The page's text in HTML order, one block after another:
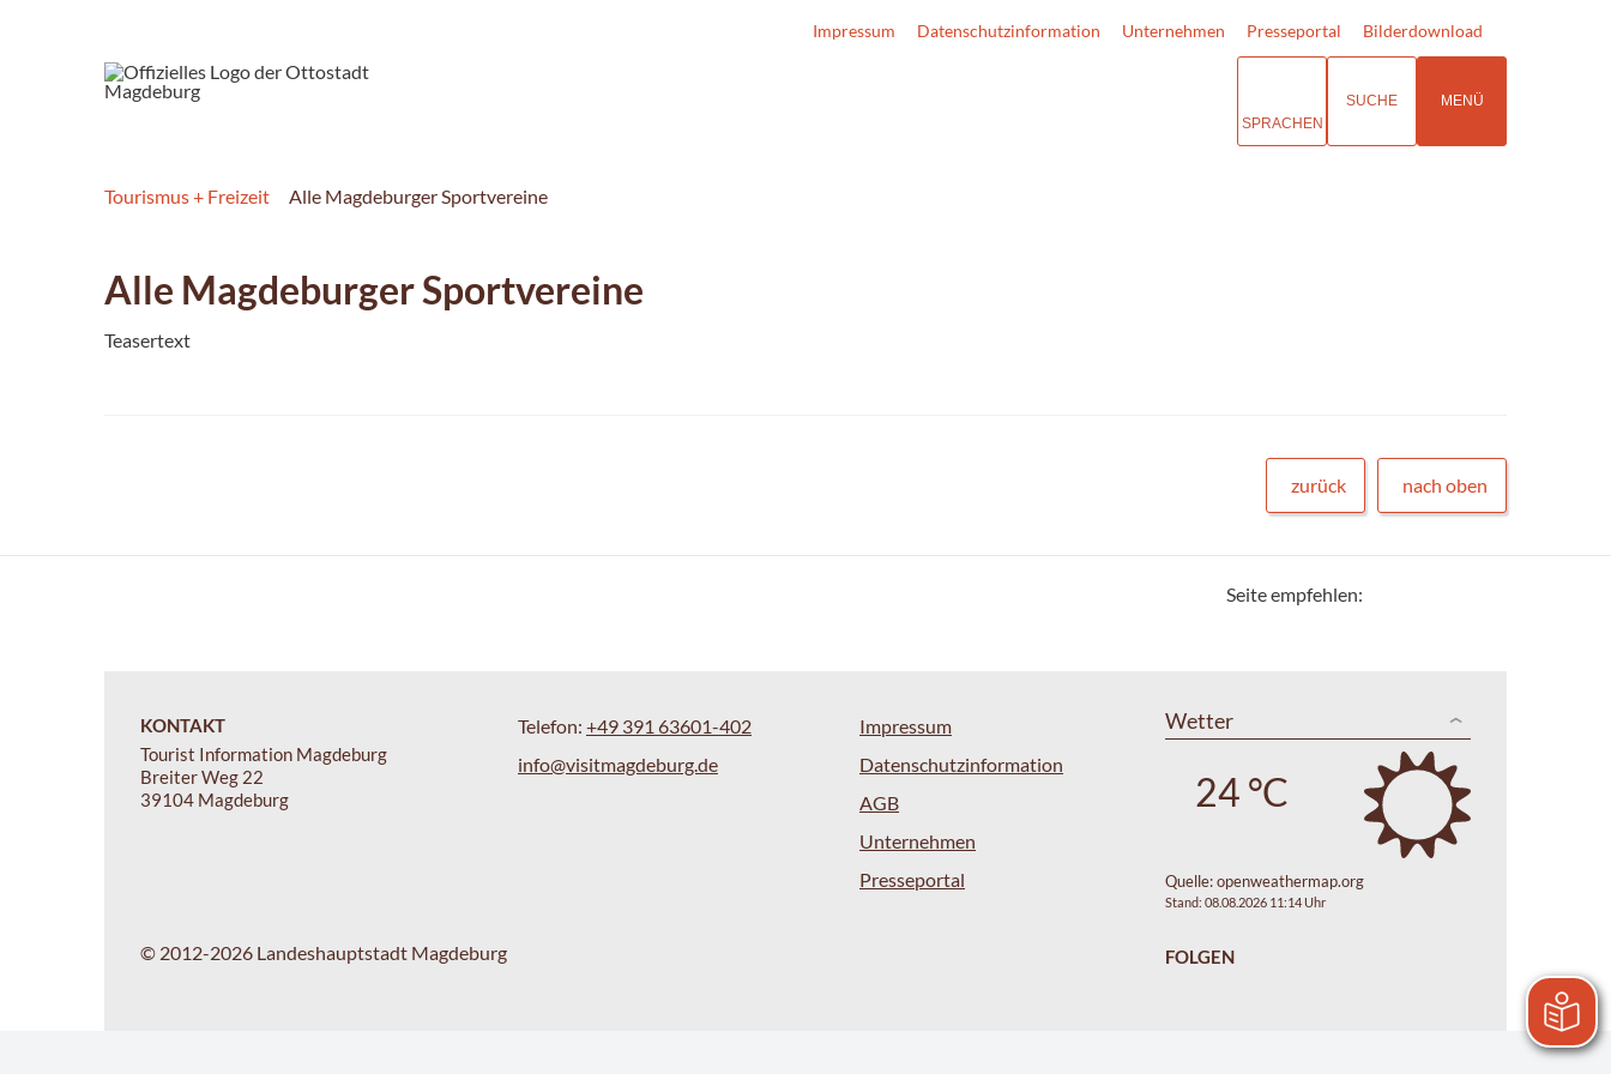
Impressum Datenschutzinformation Unternehmen Presseportal Bilderdownload
SPRACHEN
SUCHE MENÜ
Tourismus + Freizeit Alle Magdeburger Sportvereine
Alle Magdeburger Sportvereine
Teasertext
zurück nach oben
Seite empfehlen:
KONTAKT
Tourist Information Magdeburg
Breiter Weg 22
39104 Magdeburg
Telefon: +49 391 63601-402
info@visitmagdeburg.de
Impressum
Datenschutzinformation
AGB
Unternehmen
Presseportal
Wetter
24 °C
Quelle:openweathermap.org
Stand: 08.08.2026 11:14 Uhr
© 2012-2026 Landeshauptstadt Magdeburg FOLGEN